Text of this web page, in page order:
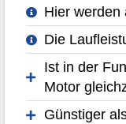
Hier werden
Die
Ist in der
Motor
Günstiger